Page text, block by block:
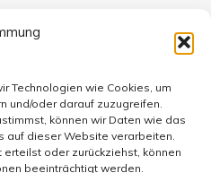
Technologien wie Cookies, um
und/oder darauf zuzugreifen.
können wir Daten wie das
auf dieser Website verarbeiten.
oder zurückziehst, können
beeinträchtigt werden.
zitierte reagiert mein
gibt, die sich mit
Weltbild zufrieden
einzigen Vorteil für den
Weltbild bestätigt sich